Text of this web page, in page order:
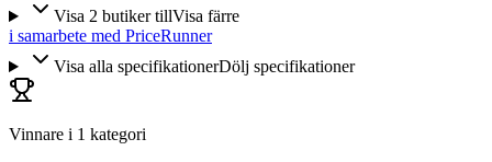
Visa 2 butiker tillVisa färre
i samarbete med PriceRunner
Visa alla specifikationerDölj specifikationer
Vinnare i 1 kategori